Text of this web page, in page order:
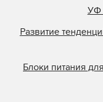
УФ
Развитие
Блоки питания